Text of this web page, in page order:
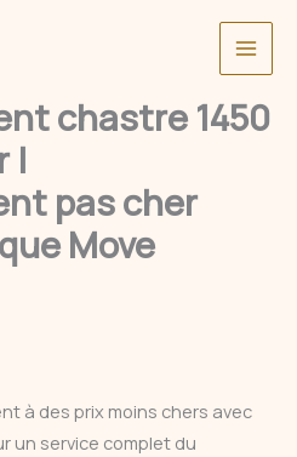
chastre 1450
|
pas cher
Move
à des prix moins chers avec
un service complet du